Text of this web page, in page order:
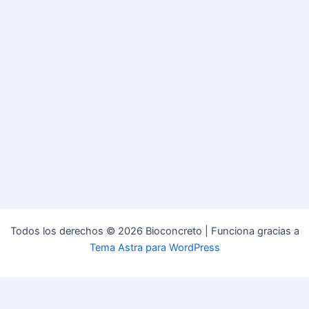
Todos los derechos © 2026 Bioconcreto | Funciona gracias a
Tema Astra para WordPress